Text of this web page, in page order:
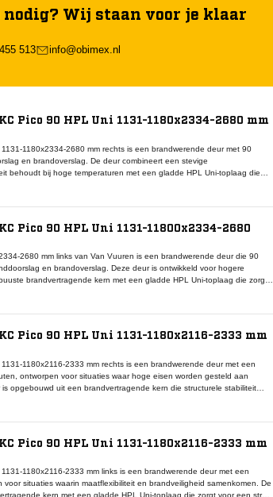
nodig? Wij staan voor je klaar
513 info@obimex.nl
Pico 90 HPL Uni 1131-1180x2334-2680 mm
1180x2334-2680 mm rechts is een brandwerende deur met 90
en brandoverslag. De deur combineert een stevige
behoudt bij hoge temperaturen met een gladde HPL Uni-toplaag die
dat compatibel is met Van Vuuren kozijnen, rookwerende
scholen en zorginstellingen.
Pico 90 HPL Uni 1131-11800x2334-2680
2680 mm links van Van Vuuren is een brandwerende deur die 90
en brandoverslag. Deze deur is ontwikkeld voor hogere
brandvertragende kern met een gladde HPL Uni-toplaag die zorgt
is met Van Vuuren brandwerende kozijnen, rookwerende
in utiliteits- en zorgprojecten.
Pico 90 HPL Uni 1131-1180x2116-2333 mm
1180x2116-2333 mm rechts is een brandwerende deur met een
ontworpen voor situaties waar hoge eisen worden gesteld aan
opgebouwd uit een brandvertragende kern die structurele stabiliteit
of vluchtroutes. Binnen het DKC Pico 90-systeem vormt
Dankzij de combinatie van brandwerendheid, duurzaamheid en
veiligheid en een moderne uitstraling in utiliteits- en zorggebouwen.
Pico 90 HPL Uni 1131-1180x2116-2333 mm
1180x2116-2333 mm links is een brandwerende deur met een
situaties waarin maatflexibiliteit en brandveiligheid samenkomen. De
kern met een gladde HPL Uni-toplaag die zorgt voor een strak,